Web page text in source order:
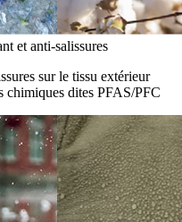
et anti-salissures
sur le tissu extérieur
chimiques dites PFAS/PFC